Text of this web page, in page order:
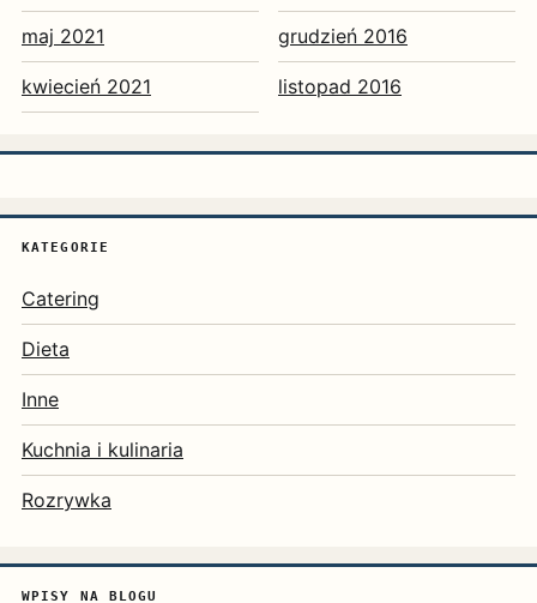
maj 2021
kwiecień 2021
grudzień 2016
listopad 2016
KATEGORIE
Catering
Dieta
Inne
Kuchnia i kulinaria
Rozrywka
WPISY NA BLOGU